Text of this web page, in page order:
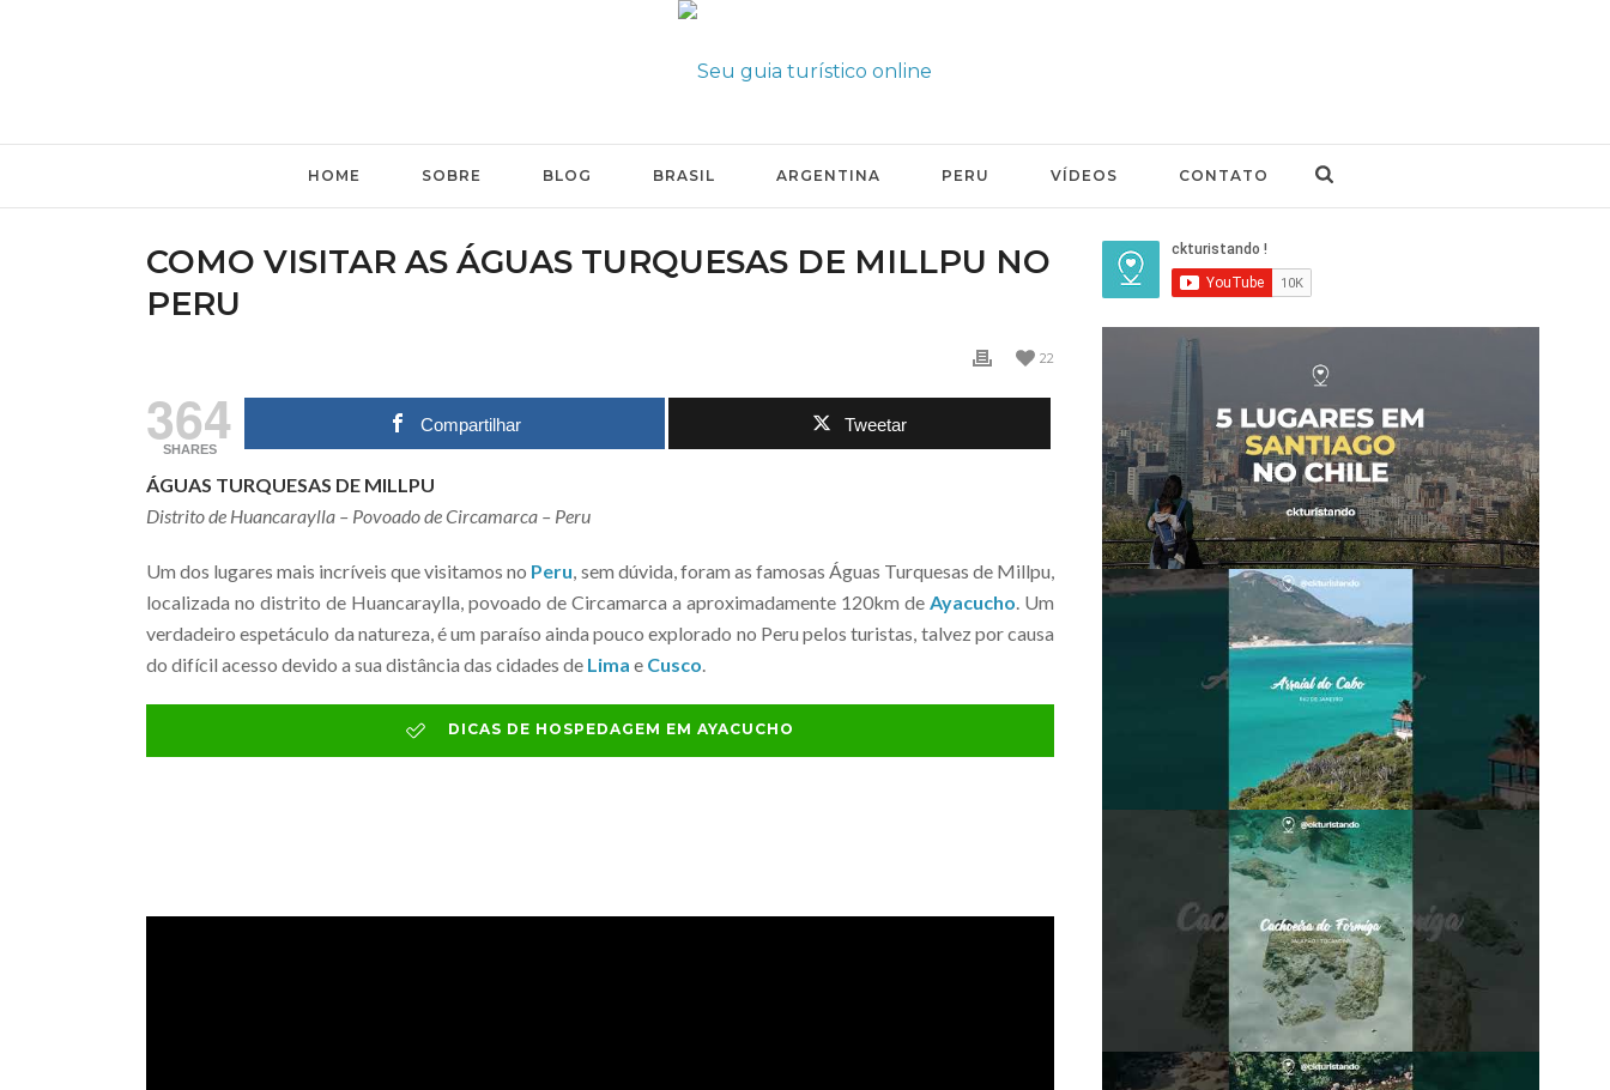
HOME SOBRE BLOG BRASIL ARGENTINA PERU VÍDEOS CONTATO
COMO VISITAR AS ÁGUAS TURQUESAS DE MILLPU NO
PERU
22
364
SHARES
Compartilhar Tweetar
ÁGUAS TURQUESAS DE MILLPU
Distrito de Huancaraylla – Povoado de Circamarca – Peru
Um dos lugares mais incríveis que visitamos no Peru, sem dúvida, foram as famosas Águas Turquesas de Millpu,
localizada no distrito de Huancaraylla, povoado de Circamarca a aproximadamente 120km de Ayacucho. Um
verdadeiro espetáculo da natureza, é um paraíso ainda pouco explorado no Peru pelos turistas, talvez por causa
do difícil acesso devido a sua distância das cidades de Lima e Cusco.
DICAS DE HOSPEDAGEM EM AYACUCHO